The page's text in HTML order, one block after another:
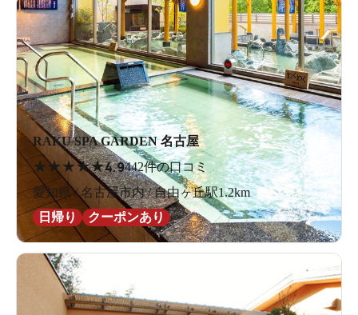
RAKU SPA GARDEN 名古屋
★★ ★★★4.9442件の口コミ
愛知県 / 名古屋市内 / 自由ヶ丘駅1.2km
日帰り
クーポンあり